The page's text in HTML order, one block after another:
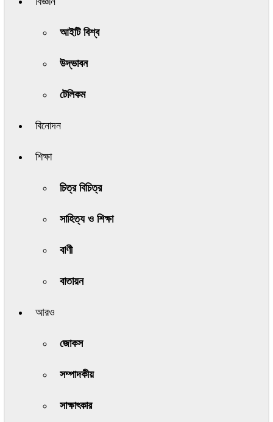
আইটি বিশ্ব
উদ্ভাবন
টেলিকম
বিনোদন
শিক্ষা
চিত্র বিচিত্র
সাহিত্য ও শিক্ষা
বাণী
বাতায়ন
আরও
জোকস
সম্পাদকীয়
সাক্ষাৎকার